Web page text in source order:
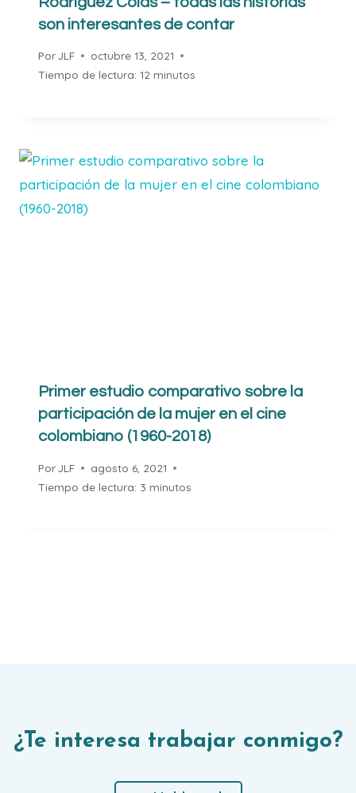
son interesantes de contar
PorJLF
octubre 13, 2021
Tiempo de lectura: 12 minutos
Primer estudio comparativo sobre la
participación de la mujer en el cine
colombiano (1960-2018)
PorJLF
agosto 6, 2021
Tiempo de lectura: 3 minutos
¿Te interesa trabajar conmigo?